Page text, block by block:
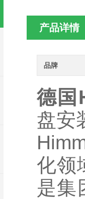
产品详情
品牌
德国
盘安
化领
是集